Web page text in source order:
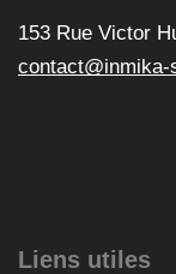
153 Rue Victor
contact@inmika-
Liens utiles